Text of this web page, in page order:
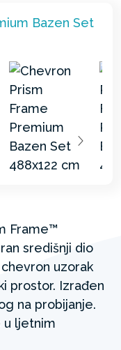
Frame™
središnji dio
uzorak
prostor. Izrađen
na probijanje.
u ljetnim